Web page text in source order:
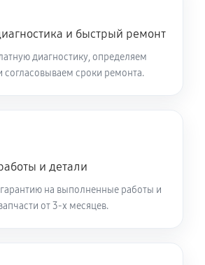
и быстрый ремонт
диагностику, определяем
согласовываем сроки ремонта.
и детали
на выполненные работы и
от 3-х месяцев.